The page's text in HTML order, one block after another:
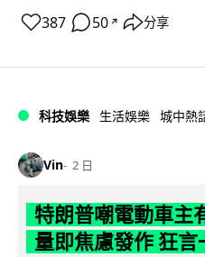
387 50 ↗ 分享
科技娛樂 生活娛樂 城中熱
Vin 2 日
特朗普嘲電動車主
量即焦慮發作 狂